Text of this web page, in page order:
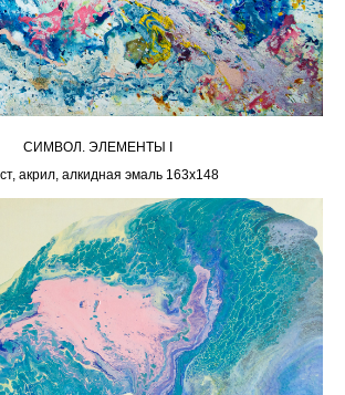
СИМВОЛ. ЭЛЕМЕНТЫ I
акрил, алкидная эмаль 163х148